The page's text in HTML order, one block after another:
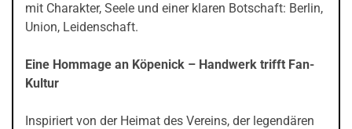
mit Charakter, Seele und einer klaren Botschaft: Berlin,
Union, Leidenschaft.
Eine Hommage an Köpenick – Handwerk trifft Fan-
Kultur
Inspiriert von der Heimat des Vereins, der legendären